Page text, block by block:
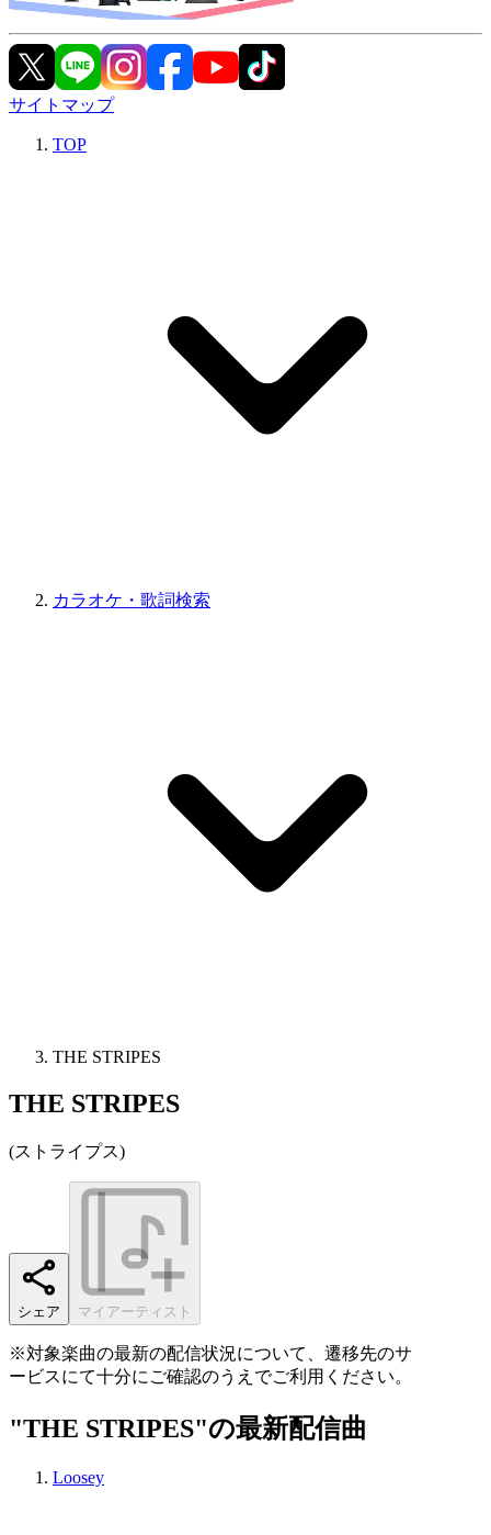
サイトマップ
TOP
カラオケ・歌詞検索
THE STRIPES
THE STRIPES
(ストライプス)
シェア マイアーティスト
※対象楽曲の最新の配信状況について、遷移先のサ
ービスにて十分にご確認のうえでご利用ください。
"THE STRIPES"の最新配信曲
Loosey